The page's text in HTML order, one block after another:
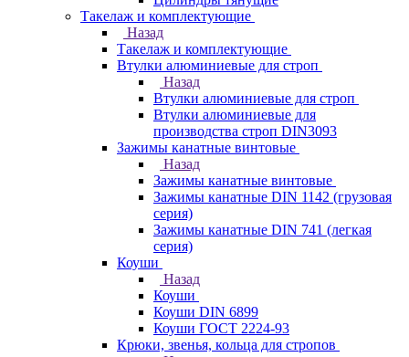
Такелаж и комплектующие
Назад
Такелаж и комплектующие
Втулки алюминиевые для строп
Назад
Втулки алюминиевые для строп
Втулки алюминиевые для
производства строп DIN3093
Зажимы канатные винтовые
Назад
Зажимы канатные винтовые
Зажимы канатные DIN 1142 (грузовая
серия)
Зажимы канатные DIN 741 (легкая
серия)
Коуши
Назад
Коуши
Коуши DIN 6899
Коуши ГОСТ 2224-93
Крюки, звенья, кольца для стропов